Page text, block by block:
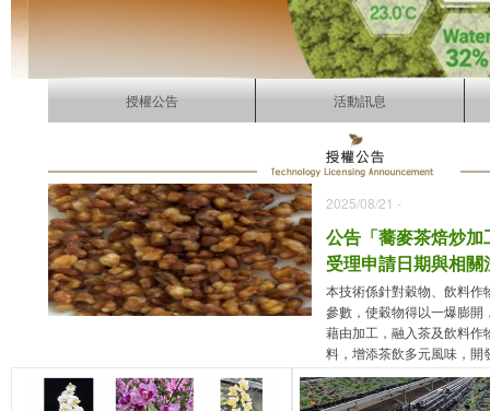
授權公告 活動訊息
2025/08/21 -
公告「蕎麥茶焙炒
受理申請日期與相關
本技術係針對穀物、飲料作
參數，使穀物得以一爆膨開
藉由加工，融入茶及飲料作
料，增添茶飲多元風味，開